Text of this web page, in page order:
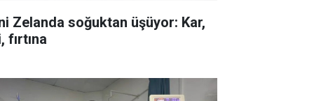
Zelanda soğuktan üşüyor: Kar,
fırtına